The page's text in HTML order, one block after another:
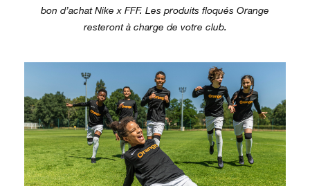
bon d’achat Nike x FFF. Les produits floqués Orange
resteront à charge de votre club.